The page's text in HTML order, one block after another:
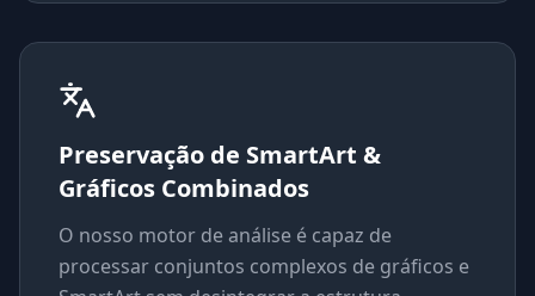
Preservação de SmartArt &
Gráficos Combinados
O nosso motor de análise é capaz de
processar conjuntos complexos de gráficos e